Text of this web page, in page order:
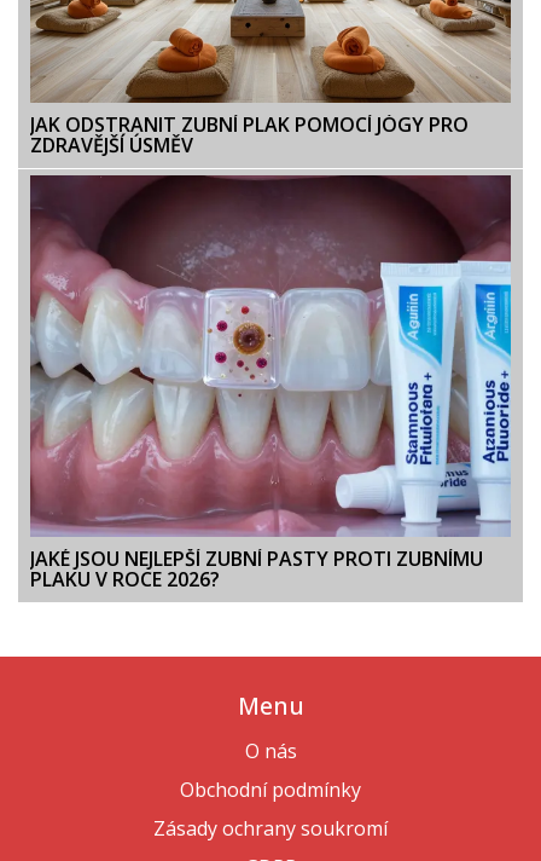
JAK ODSTRANIT ZUBNÍ PLAK POMOCÍ JÓGY PRO
ZDRAVĚJŠÍ ÚSMĚV
JAKÉ JSOU NEJLEPŠÍ ZUBNÍ PASTY PROTI ZUBNÍMU
PLAKU V ROCE 2026?
Menu
O nás
Obchodní podmínky
Zásady ochrany soukromí